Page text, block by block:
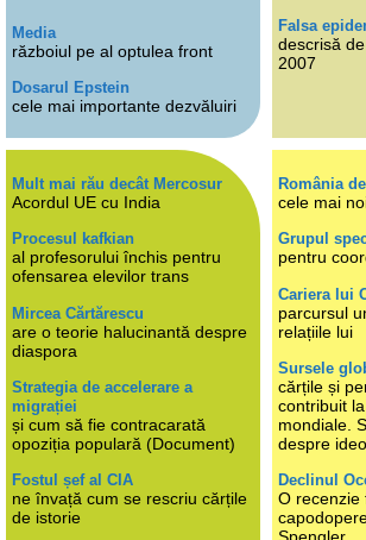
Media
războiul pe al optulea front
Dosarul Epstein
cele mai importante dezvăluiri
Falsa
descrisă
2007
Mult mai rău decât Mercosur
Acordul UE cu India
Procesul kafkian
al profesorului închis pentru
ofensarea elevilor trans
Mircea Cărtărescu
are o teorie halucinantă despre
diaspora
Strategia de accelerare a
migrației
și cum să fie contracarată
opoziția populară (Document)
Fostul șef al CIA
ne învață cum se rescriu cărțile
de istorie
România
cele mai
Grupul
pentru
Cariera lui
parcursul
relațiile lui
Sursele
cărțile și
contribuit
mondiale.
despre
Declinul
O recenzie